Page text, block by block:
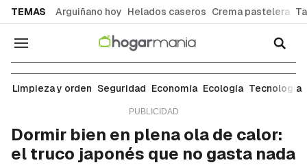
TEMAS Arguiñano hoy Helados caseros Crema pastelera
Navegación
Ecología
Limpieza y orden Seguridad Economía Ecología Tecnología
Dormir bien en plena ola de calor:
el truco japonés que no gasta nada